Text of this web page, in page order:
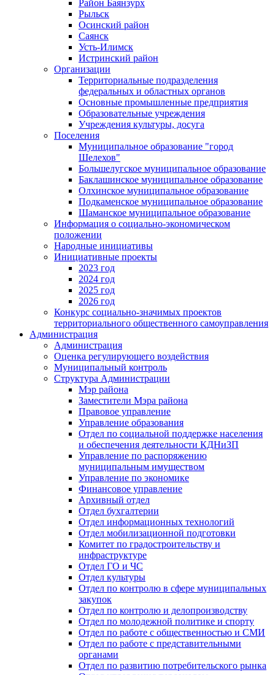
Район Баянзурх
Рыльск
Осинский район
Саянск
Усть-Илимск
Истринский район
Организации
Территориальные подразделения
федеральных и областных органов
Основные промышленные предприятия
Образовательные учреждения
Учреждения культуры, досуга
Поселения
Муниципальное образование "город
Шелехов"
Большелугское муниципальное образование
Баклашинское муниципальное образование
Олхинское муниципальное образование
Подкаменское муниципальное образование
Шаманское муниципальное образование
Информация о социально-экономическом
положении
Народные инициативы
Инициативные проекты
2023 год
2024 год
2025 год
2026 год
Конкурс социально-значимых проектов
территориального общественного самоуправления
Администрация
Администрация
Оценка регулирующего воздействия
Муниципальный контроль
Структура Администрации
Мэр района
Заместители Мэра района
Правовое управление
Управление образования
Отдел по социальной поддержке населения
и обеспечения деятельности КДНиЗП
Управление по распоряжению
муниципальным имуществом
Управление по экономике
Финансовое управление
Архивный отдел
Отдел бухгалтерии
Отдел информационных технологий
Отдел мобилизационной подготовки
Комитет по градостроительству и
инфраструктуре
Отдел ГО и ЧС
Отдел культуры
Отдел по контролю в сфере муниципальных
закупок
Отдел по контролю и делопроизводству
Отдел по молодежной политике и спорту
Отдел по работе с общественностью и СМИ
Отдел по работе с представительными
органами
Отдел по развитию потребительского рынка